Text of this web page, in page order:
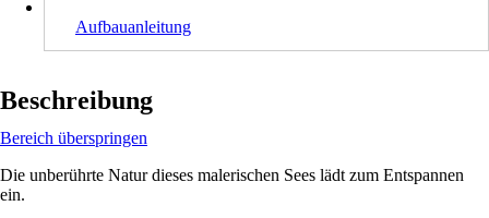
Aufbauanleitung
Beschreibung
Bereich überspringen
Die unberührte Natur dieses malerischen Sees lädt zum Entspannen
ein.